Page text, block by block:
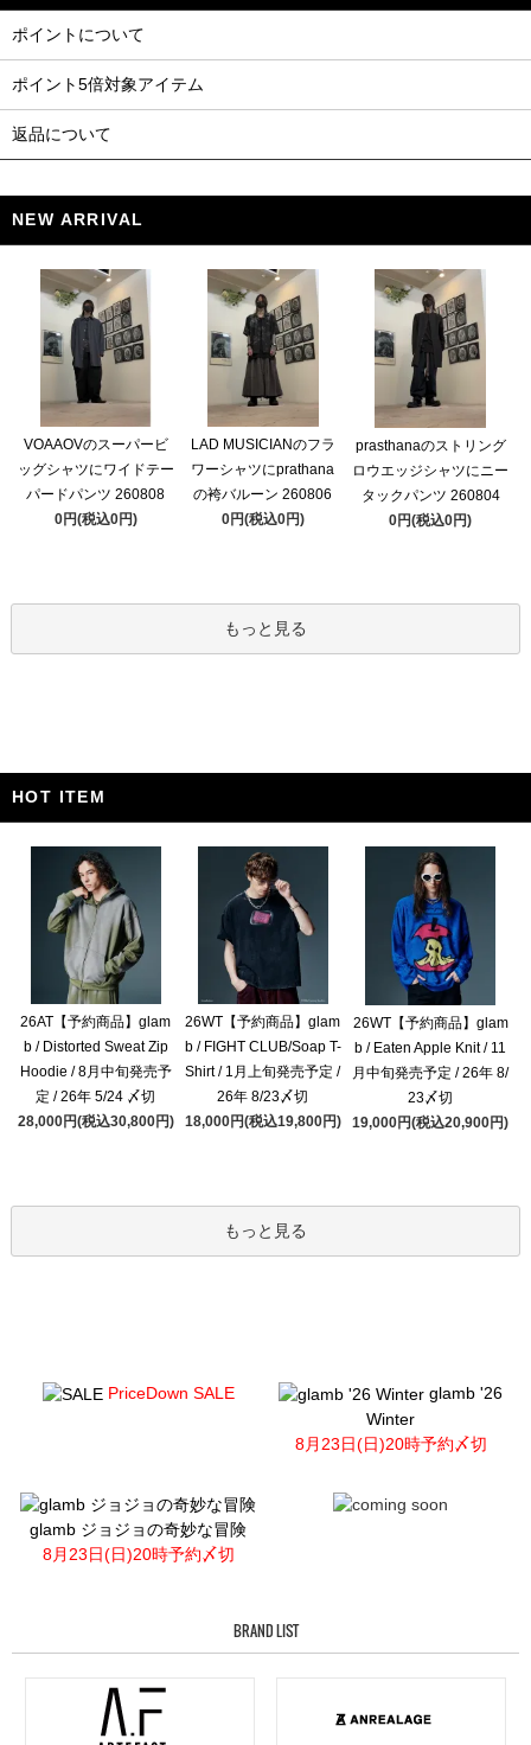
ポイントについて
ポイント5倍対象アイテム
返品について
NEW ARRIVAL
VOAAOVのスーパービ
ッグシャツにワイドテー
パードパンツ 260808
0円(税込0円)
LAD MUSICIANのフラ
ワーシャツにprathana
の袴バルーン 260806
0円(税込0円)
prasthanaのストリング
ロウエッジシャツにニー
タックパンツ 260804
0円(税込0円)
もっと見る
HOT ITEM
26AT【予約商品】glam
b / Distorted Sweat Zip
Hoodie / 8月中旬発売予
定 / 26年 5/24 〆切
28,000円(税込30,800円)
26WT【予約商品】glam
b / FIGHT CLUB/Soap T-
Shirt / 1月上旬発売予定 /
26年 8/23〆切
18,000円(税込19,800円)
26WT【予約商品】glam
b / Eaten Apple Knit / 11
月中旬発売予定 / 26年 8/
23〆切
19,000円(税込20,900円)
もっと見る
PriceDown SALE
glamb '26
Winter
8月23日(日)20時予約〆切
glamb ジョジョの奇妙な冒険
8月23日(日)20時予約〆切
BRAND LIST